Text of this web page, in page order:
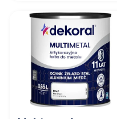
galima dažyti ir
antikoroziniu gruntu
nudažytus metalinius
bei atitinkamai
paruoštus plastikinius
paviršius. Vandeniu
skiedžiamas, atsparus